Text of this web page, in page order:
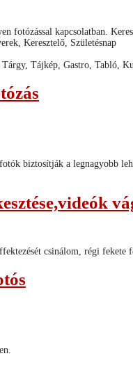
fotózással kapcsolatban.
Keresztelő, Születésnap
Tájkép, Gastro, Tabló,
biztosítják a legnagyobb
csinálom, régi fekete